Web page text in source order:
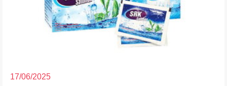
17/06/2025